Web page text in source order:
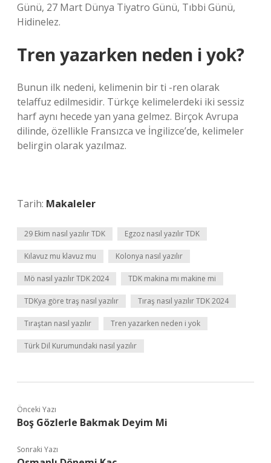
Günü, 27 Mart Dünya Tiyatro Günü, Tıbbi Günü,
Hidinelez.
Tren yazarken neden i yok?
Bunun ilk nedeni, kelimenin bir ti -ren olarak
telaffuz edilmesidir. Türkçe kelimelerdeki iki sessiz
harf aynı hecede yan yana gelmez. Birçok Avrupa
dilinde, özellikle Fransızca ve İngilizce’de, kelimeler
belirgin olarak yazılmaz.
Tarih: Makaleler
29 Ekim nasıl yazılır TDK Egzoz nasıl yazılır TDK
Kılavuz mu klavuz mu Kolonya nasıl yazılır
Mö nasıl yazılır TDK 2024 TDK makina mı makine mi
TDKya göre traş nasıl yazılır Tıraş nasıl yazılır TDK 2024
Tıraştan nasıl yazılır Tren yazarken neden i yok
Türk Dil Kurumundaki nasıl yazılır
Önceki Yazı
Boş Gözlerle Bakmak Deyim Mi
Sonraki Yazı